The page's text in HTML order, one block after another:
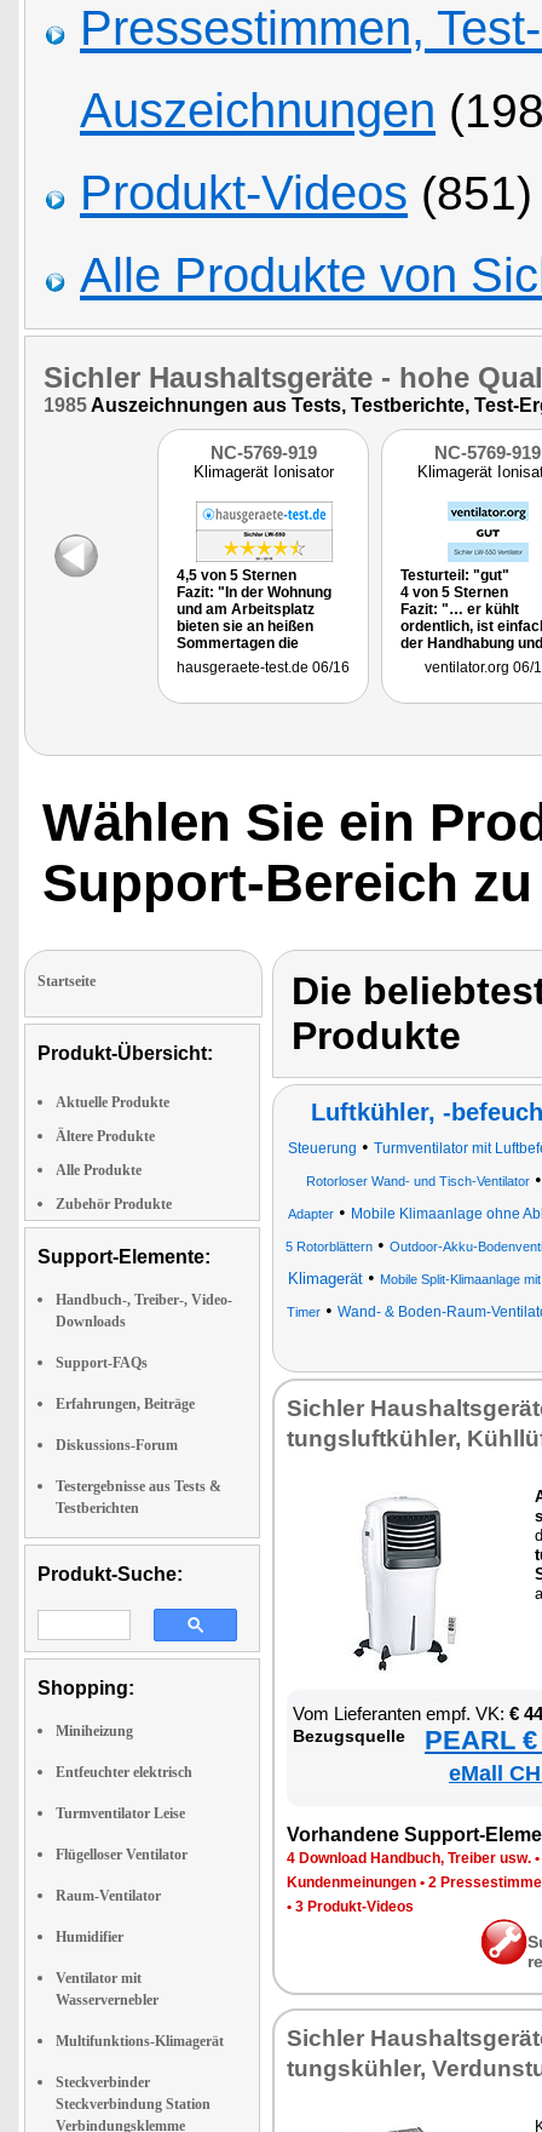
Pressestimmen,
Auszeichnungen
Produkt-Videos (851)
Alle Produkte von
Sichler Haushaltsgeräte - hohe
1985Auszeichnungen aus Tests, Testberichte, Test-
NC-5769-919
Klimagerät Ionisator
4,5 von 5 Sternen
Fazit: "In der Wohnung
und am Arbeitsplatz
bieten sie an heißen
Sommertagen die
gewünschte Erfrischung
- und das mit einfachster
hausgeraete-test.de 06/16
NC-5769-919
Klimagerät
Testurteil: "gut"
4 von 5 Sternen
Fazit: "… er kühlt
ordentlich, ist
der Handhabung
reinigt die Luft
ventilator.org 06/
Wählen Sie ein
Support-Bereich
Startseite
Produkt-Übersicht:
Aktuelle Produkte
Ältere Produkte
Alle Produkte
Zubehör Produkte
Support-Elemente:
Handbuch-, Treiber-, Video-
Downloads
Support-FAQs
Erfahrungen, Beiträge
Diskussions-Forum
Testergebnisse aus Tests &
Testberichten
Produkt-Suche:
Shopping:
Miniheizung
Entfeuchter elektrisch
Turmventilator Leise
Flügelloser Ventilator
Raum-Ventilator
Humidifier
Ventilator mit
Wasservernebler
Multifunktions-Klimagerät
Steckverbinder
Steckverbindung Station
Verbindungsklemme
Die
Produkte
Luftkühler, -
Steuerung • Turmventilator mit
Rotorloser Wand- und Tisch-Ventilator
Adapter• Mobile Klimaanlage ohne
5 Rotorblättern • Outdoor-Akku-
Klimagerät • Mobile Split-Klimaanlage
Timer • Wand- & Boden-Raum-
Sich­ler
tungs­luft­küh­ler,
Vom Lie­fe­ran­ten empf. VK: €
Be­zugs­quel­le PEARL
eMall
Vor­han­de­ne Sup­port-
4 Down­load Hand­buch, Trei­ber usw. •
Kun­den­mei­nun­gen • 2
• 3 Pro­dukt-Vi­de­os
Sich­ler
tungs­küh­ler,